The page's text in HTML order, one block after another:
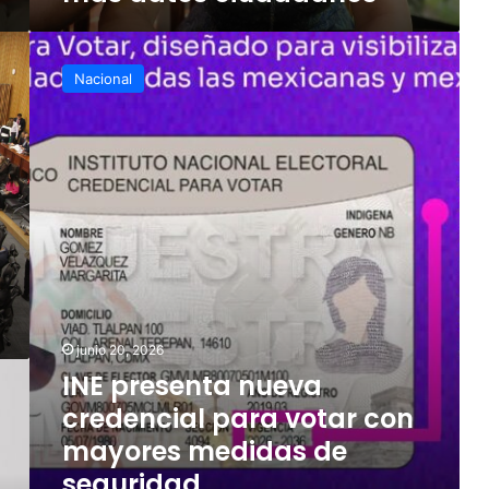
más
datos
ciudadanos
INE
presenta
nueva
para
votar
con
mayores
medidas
de
seguridad
Nacional
junio 20, 2026
INE presenta nueva
credencial para votar con
mayores medidas de